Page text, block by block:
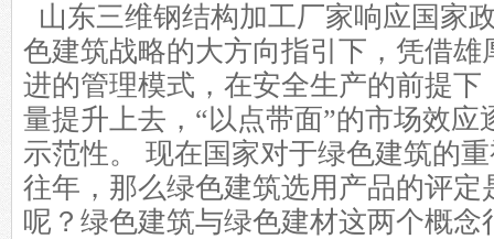
山东三维钢结构加工厂家响应国家
色建筑战略的大方向指引下，凭借雄
进的管理模式，在安全生产的前提下
量提升上去，“以点带面”的市场效应
示范性。 现在国家对于绿色建筑的
往年，那么绿色建筑选用产品的评定
呢？绿色建筑与绿色建材这两个概念